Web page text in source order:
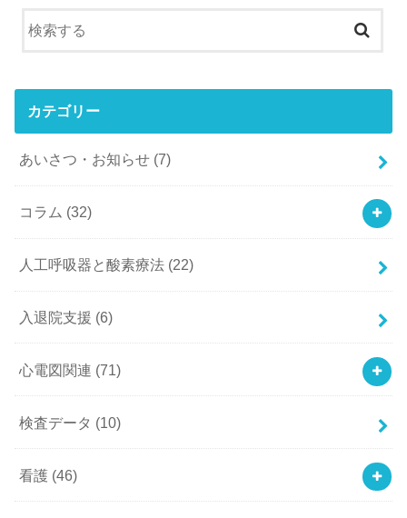
カテゴリー
あいさつ・お知らせ (7)
コラム (32)
人工呼吸器と酸素療法 (22)
入退院支援 (6)
心電図関連 (71)
検査データ (10)
看護 (46)